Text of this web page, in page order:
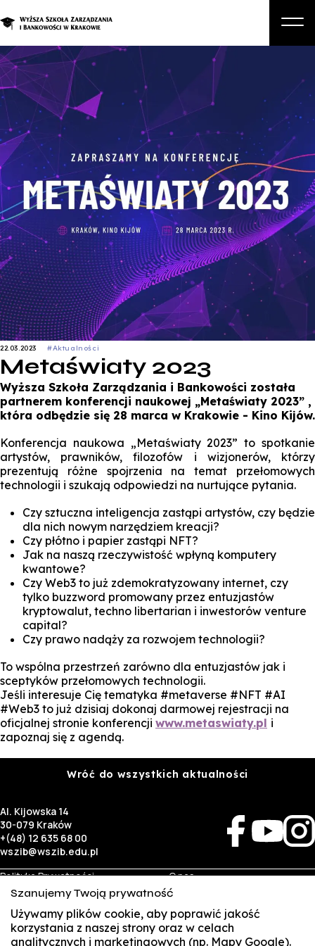
Studia
Studia podyplomowe i kursy
Kandydat
Student
Biznes
Zapisz się na studia
22.03.2023 #Aktualności
Metaświaty 2023
Wyższa Szkoła Zarządzania i Bankowości została
partnerem konferencji naukowej „Metaświaty 2023” ,
która odbędzie się 28 marca w Krakowie - Kino Kijów.
Konferencja naukowa „Metaświaty 2023” to spotkanie
artystów, prawników, filozofów i wizjonerów, którzy
prezentują różne spojrzenia na temat przełomowych
technologii i szukają odpowiedzi na nurtujące pytania.
Czy sztuczna inteligencja zastąpi artystów, czy będzie
dla nich nowym narzędziem kreacji?
Czy płótno i papier zastąpi NFT?
Jak na naszą rzeczywistość wpłyną komputery
kwantowe?
Czy Web3 to już zdemokratyzowany internet, czy
tylko buzzword promowany przez entuzjastów
kryptowalut, techno libertarian i inwestorów venture
capital?
Czy prawo nadąży za rozwojem technologii?
To wspólna przestrzeń zarówno dla entuzjastów jak i
sceptyków przełomowych technologii.
Jeśli interesuje Cię tematyka #metaverse #NFT #AI
#Web3 to już dzisiaj dokonaj darmowej rejestracji na
oficjalnej stronie konferencji www.metaswiaty.pl i
zapoznaj się z agendą.
Wróć do wszystkich aktualności
Al. Kijowska 14
30-079 Kraków
+(48) 12 635 68 00
wszib@wszib.edu.pl
Polityka Prywatności
RODO
Identyfikacja wizualna
O nas
Rekrutacja
Studia
Kontakt
Szanujemy Twoją prywatność
Używamy plików cookie, aby poprawić jakość
korzystania z naszej strony oraz w celach
analitycznych i marketingowych (np. Mapy Google).